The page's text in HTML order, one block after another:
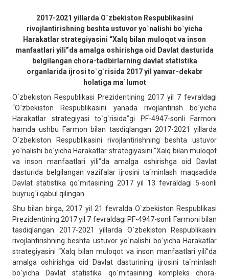
2017-2021 yillarda O`zbekiston Respublikasini
rivojlantirishning beshta ustuvor yo`nalishi bo`yicha
Harakatlar strategiyasini “Xalq bilan muloqot va inson
manfaatlari yili”da amalga oshirishga oid Davlat dasturida
belgilangan chora-tadbirlarning davlat statistika
organlarida ijrosi to`g`risida 2017 yil yanvar-dekabr
holatiga ma`lumot
O`zbekiston Respublikasi Prezidentining 2017 yil 7 fevraldagi
“O`zbekiston Respublikasini yanada rivojlantirish bo`yicha
Harakatlar strategiyasi to`g`risida”gi PF-4947-sonli Farmoni
hamda ushbu Farmon bilan tasdiqlangan 2017-2021 yillarda
O`zbekiston Respublikasini rivojlantirishning beshta ustuvor
yo`nalishi bo`yicha Harakatlar strategiyasini “Xalq bilan muloqot
va inson manfaatlari yili”da amalga oshirishga oid Davlat
dasturida belgilangan vazifalar ijrosini ta`minlash maqsadida
Davlat statistika qo`mitasining 2017 yil 13 fevraldagi 5-sonli
buyrug`i qabul qilingan.
Shu bilan birga, 2017 yil 21 fevralda O`zbekiston Respublikasi
Prezidentining 2017 yil 7 fevraldagi PF-4947-sonli Farmoni bilan
tasdiqlangan 2017-2021 yillarda O`zbekiston Respublikasini
rivojlantirishning beshta ustuvor yo`nalishi bo`yicha Harakatlar
strategiyasini “Xalq bilan muloqot va inson manfaatlari yili”da
amalga oshirishga oid Davlat dasturining ijrosini ta`minlash
bo`yicha Davlat statistika qo`mitasining kompleks chora-